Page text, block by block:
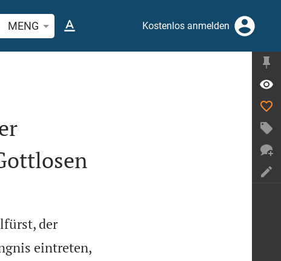
oder Begriff suchen
MENG Kostenlos anmelden
der
eintreten,